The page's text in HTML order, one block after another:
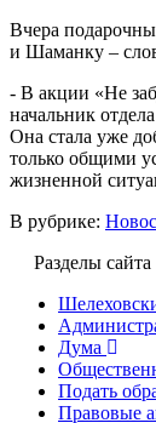
Вчера
и Шаманку –
- В акции «Не
начальник
Она стала уже
только общими
жизненной
В рубрике:
Разделы сайта
Дума
Подать
Правовые